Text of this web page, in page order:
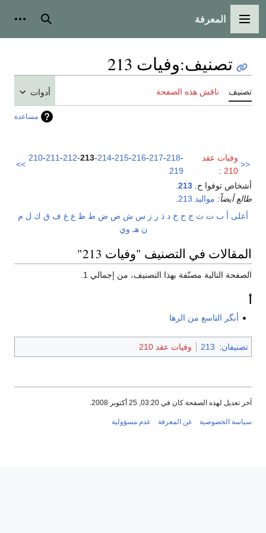
القائمة الرئيسية
المعرفة بحث
تصنيف:وفيات 213
تصنيف ناقش هذه الصفحة أدوات
مساعدة
<<
وفيات عقد
210
:
210-211-212-213-214-215-216-217-218-
219
>>
أشخاص توفوا ح. 213
طالع أيضاً: مواليد 213
أعلى أ ب ت ث ج ح خ د ذ ر ز س ش ص ض ط ظ ع غ ف ق ك ل م
ن هـ وي
المقالات في التصنيف "وفيات 213"
الصفحة التالية مصنّفة بهذا التصنيف، من إجمالي 1.
أبگر التاسع من الرها
تصنيفان:
213 وفيات عقد 210
آخر تعديل لهذه الصفحة كان في 03:20, 25 أكتوبر 2008.
سياسة الخصوصية عن المعرفة عدم مسؤولية